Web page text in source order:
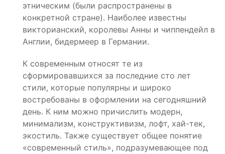
этническим (были распространены в
конкретной стране). Наиболее известны
викторианский, королевы Анны и чиппендейл в
Англии, бидермеер в Германии.
К современным относят те из
сформировавшихся за последние сто лет
стили, которые популярны и широко
востребованы в оформлении на сегодняшний
день. К ним можно причислить модерн,
минимализм, конструктивизм, лофт, хай-тек,
экостиль. Также существует общее понятие
«современный стиль», подразумевающее под